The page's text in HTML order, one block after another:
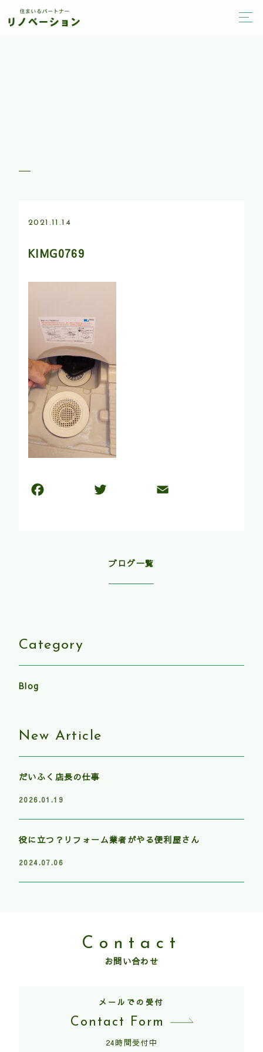
2021.11.14
KIMG0769
ブログ一覧
Category
Blog
New Article
だいふく店長の仕事
2026.01.19
役に立つ？リフォーム業者がやる便利屋さん
2024.07.06
Contact
お問い合わせ
メールでの受付
Contact Form
24時間受付中